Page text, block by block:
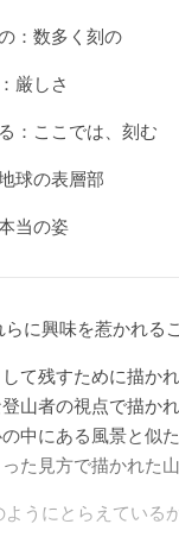
：数多く刻の
厳しさ
：ここでは、刻む
球の表層部
当の姿
に興味を惹かれる
て残すために描か
山者の視点で描か
中にある風景と似
た見方で描かれた
うにとらえているか